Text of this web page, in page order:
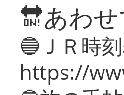
🔛あわ
🔵ＪＲ時
https://